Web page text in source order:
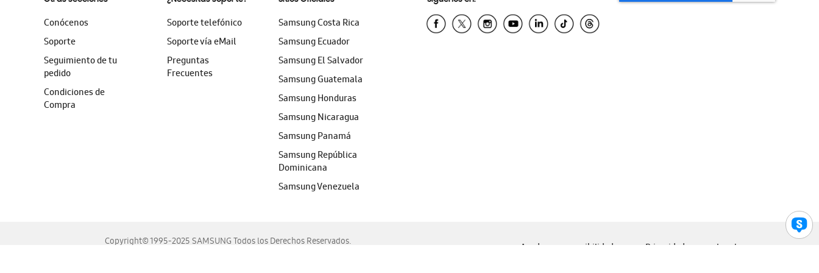
Conócenos
Soporte
Seguimiento de tu
pedido
Condiciones de
Compra
Soporte telefónico
Soporte vía eMail
Preguntas
Frecuentes
Samsung Costa Rica
Samsung Ecuador
Samsung El Salvador
Samsung Guatemala
Samsung Honduras
Samsung Nicaragua
Samsung Panamá
Samsung República
Dominicana
Samsung Venezuela
Copyright© 1995-2025 SAMSUNG Todos los Derechos Reservados.
Ayuda para accesibilidad Privacidad Legal